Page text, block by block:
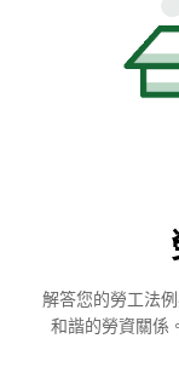
解答您的勞工法
和諧的勞資關係